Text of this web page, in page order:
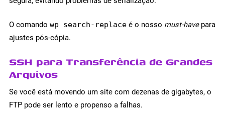
O comando wp search-replace é o nosso must-havepara
ajustes pós-cópia.
SSH para Transferência de Grandes
Arquivos
Se você está movendo um site com dezenas de gigabytes, o
FTP pode ser lento e propenso a falhas.